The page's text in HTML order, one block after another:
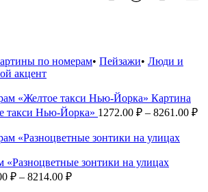
по номерам• Пейзажи• Люди и
акцент
Картина
такси Нью-Йорка» 1272.00 ₽ – 8261.00 ₽
«Разноцветные зонтики на улицах
₽ – 8214.00 ₽Диапазон